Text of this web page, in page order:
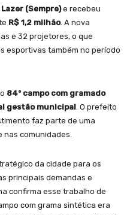
(Sempre)e recebeu
R$ 1,2 milhão. A nova
e 32 projetores, o que
esportivas também no período
84º campo com gramado
gestão municipal . O prefeito
faz parte de uma
comunidades.
da cidade para os
principais demandas e
confirma esse trabalho de
com grama sintética era